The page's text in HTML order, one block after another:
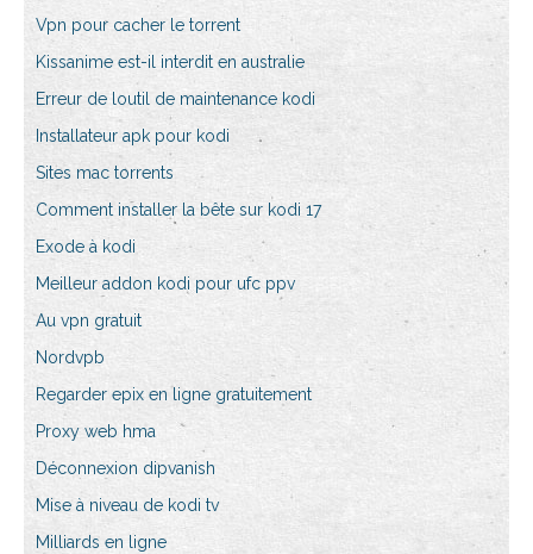
Vpn pour cacher le torrent
Kissanime est-il interdit en australie
Erreur de loutil de maintenance kodi
Installateur apk pour kodi
Sites mac torrents
Comment installer la bête sur kodi 17
Exode à kodi
Meilleur addon kodi pour ufc ppv
Au vpn gratuit
Nordvpb
Regarder epix en ligne gratuitement
Proxy web hma
Déconnexion dipvanish
Mise à niveau de kodi tv
Milliards en ligne